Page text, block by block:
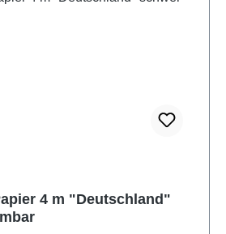
Event!Hinweis: Bitte beachten
4 m "Deutschland"